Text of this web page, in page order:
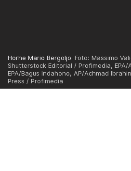
Horhe Mario Bergoljo Foto: Massimo
Shutterstock Editorial / Profimedia, EPA/
EPA/Bagus Indahono, AP/Achmad
Press / Profimedia